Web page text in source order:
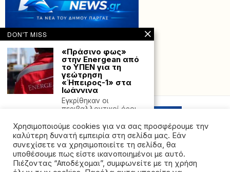
Powered with by Hostville”)
Χρησιμοποιούμε cookies για να σας προσφέρουμε την
καλύτερη δυνατή εμπειρία στη σελίδα μας. Εάν
συνεχίσετε να χρησιμοποιείτε τη σελίδα, θα
υποθέσουμε πως είστε ικανοποιημένοι με αυτό.
Πιέζοντας “Αποδέχομαι”, συμφωνείτε με τη χρήση
DON'T MISS
«Πράσινο φως»
στην Energean από
το ΥΠΕΝ για τη
γεώτρηση
«Ήπειρος-1» στα
Ιωάννινα
Εγκρίθηκαν οι
περιβαλλοντικοί όροι
ερευνητική
γεώτρηση «Ήπειρος-1»,
Κοινωνικός
τουρισμός 2026:
Ξεκινούν οι αιτήσεις